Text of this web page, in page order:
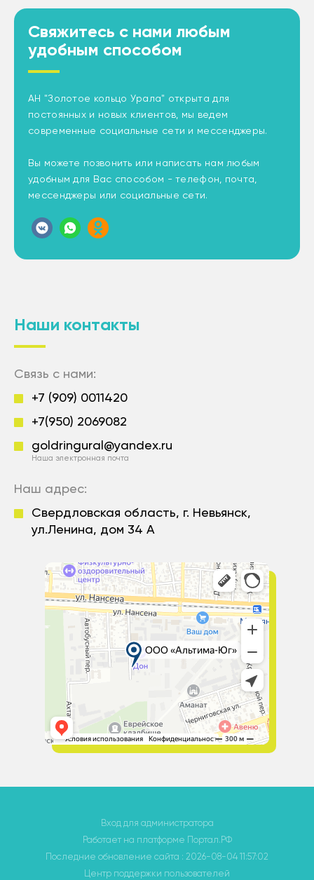
Свяжитесь с нами любым
удобным способом
АН "Золотое кольцо Урала" открыта для
постоянных и новых клиентов, мы ведем
современные социальные сети и мессенджеры.
Вы можете позвонить или написать нам любым
удобным для Вас способом - телефон, почта,
мессенджеры или социальные сети.
Наши контакты
Связь с нами:
+7 (909) 0011420
+7(950) 2069082
goldringural@yandex.ru
Наша электронная почта
Наш адрес:
Свердловская область, г. Невьянск,
ул.Ленина, дом 34 А
Вход для администратора
Работает на платформе Портал.РФ
Последние обновление сайта : 2026-08-04 11:57:02
Центр поддержки пользователей